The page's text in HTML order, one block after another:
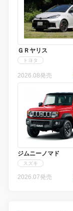
ＧＲヤリス
トヨタ
2026.08発売
ジムニーノマド
スズキ
2026.07発売